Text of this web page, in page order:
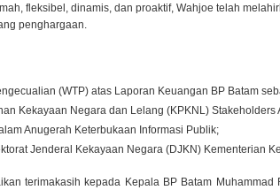
fleksibel, dinamis, dan proaktif, Wahjoe telah
penghargaan.
(WTP) atas Laporan Keuangan BP Batam
Kekayaan Negara dan Lelang (KPKNL) Stakeholders
Anugerah Keterbukaan Informasi Publik;
Jenderal Kekayaan Negara (DJKN) Kementerian
terimakasih kepada Kepala BP Batam